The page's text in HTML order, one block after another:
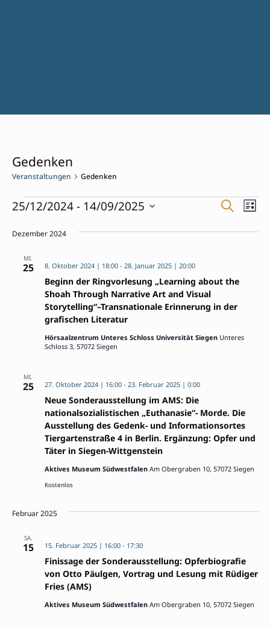
Gedenken
Veranstaltungen Gedenken
Veranstaltungen
und
Suche
Liste
25/12/2024 - 14/09/2025
wählen.
Dezember 2024
MI.
25
Beginn der Ringvorlesung „Learning about the
Shoah Through Narrative Art and Visual
Storytelling“–Transnationale Erinnerung in der
grafischen Literatur
8. Oktober 2024 | 18:00- 28. Januar 2025 | 20:00
Hörsaalzentrum Unteres Schloss Universität Siegen Unteres
Schloss 3, 57072 Siegen
MI.
25
Neue Sonderausstellung im AMS: Die
nationalsozialistischen „Euthanasie“- Morde. Die
Ausstellung des Gedenk- und Informationsortes
Tiergartenstraße 4 in Berlin. Ergänzung: Opfer und
Täter in Siegen-Wittgenstein
27. Oktober 2024 | 16:00- 23. Februar 2025 | 0:00
Aktives Museum Südwestfalen Am Obergraben 10, 57072 Siegen
Kostenlos
Februar 2025
SA.
15
Finissage der Sonderausstellung: Opferbiografie
von Otto Päulgen, Vortrag und Lesung mit Rüdiger
Fries (AMS)
15. Februar 2025 | 16:00- 17:30
Aktives Museum Südwestfalen Am Obergraben 10, 57072 Siegen